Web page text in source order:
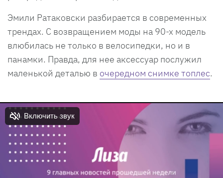
Эмили Ратаковски разбирается в современных
трендах. С возвращением моды на 90-х модель
влюбилась не только в велосипедки, но и в
панамки. Правда, для нее аксессуар послужил
маленькой деталью в очередном снимке топлес.